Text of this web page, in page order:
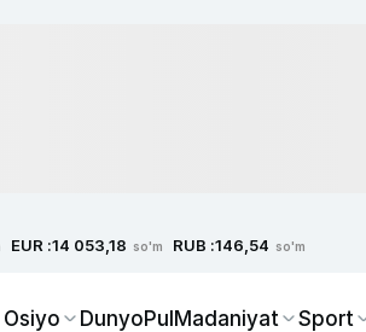
EUR :14 053,18 so'm RUB :146,54 so'm
DunyoPulMadaniyat Sport